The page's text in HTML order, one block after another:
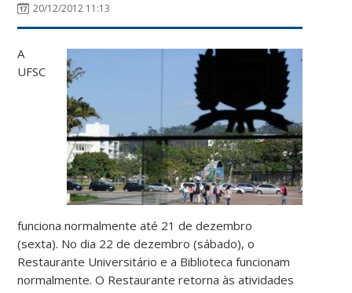
20/12/2012 11:13
A
UFSC
funciona normalmente até 21 de dezembro
(sexta). No dia 22 de dezembro (sábado), o
Restaurante Universitário e a Biblioteca funcionam
normalmente. O Restaurante retorna às atividades